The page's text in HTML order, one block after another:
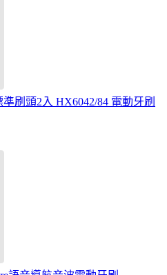
刷頭2入 HX6042/84 電動牙刷